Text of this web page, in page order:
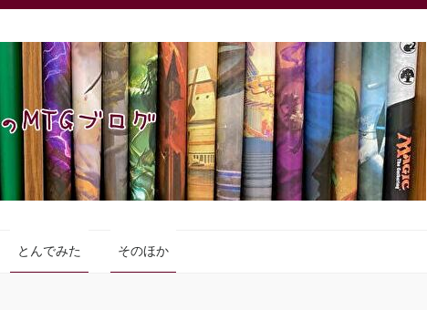
とんでみた そのほか